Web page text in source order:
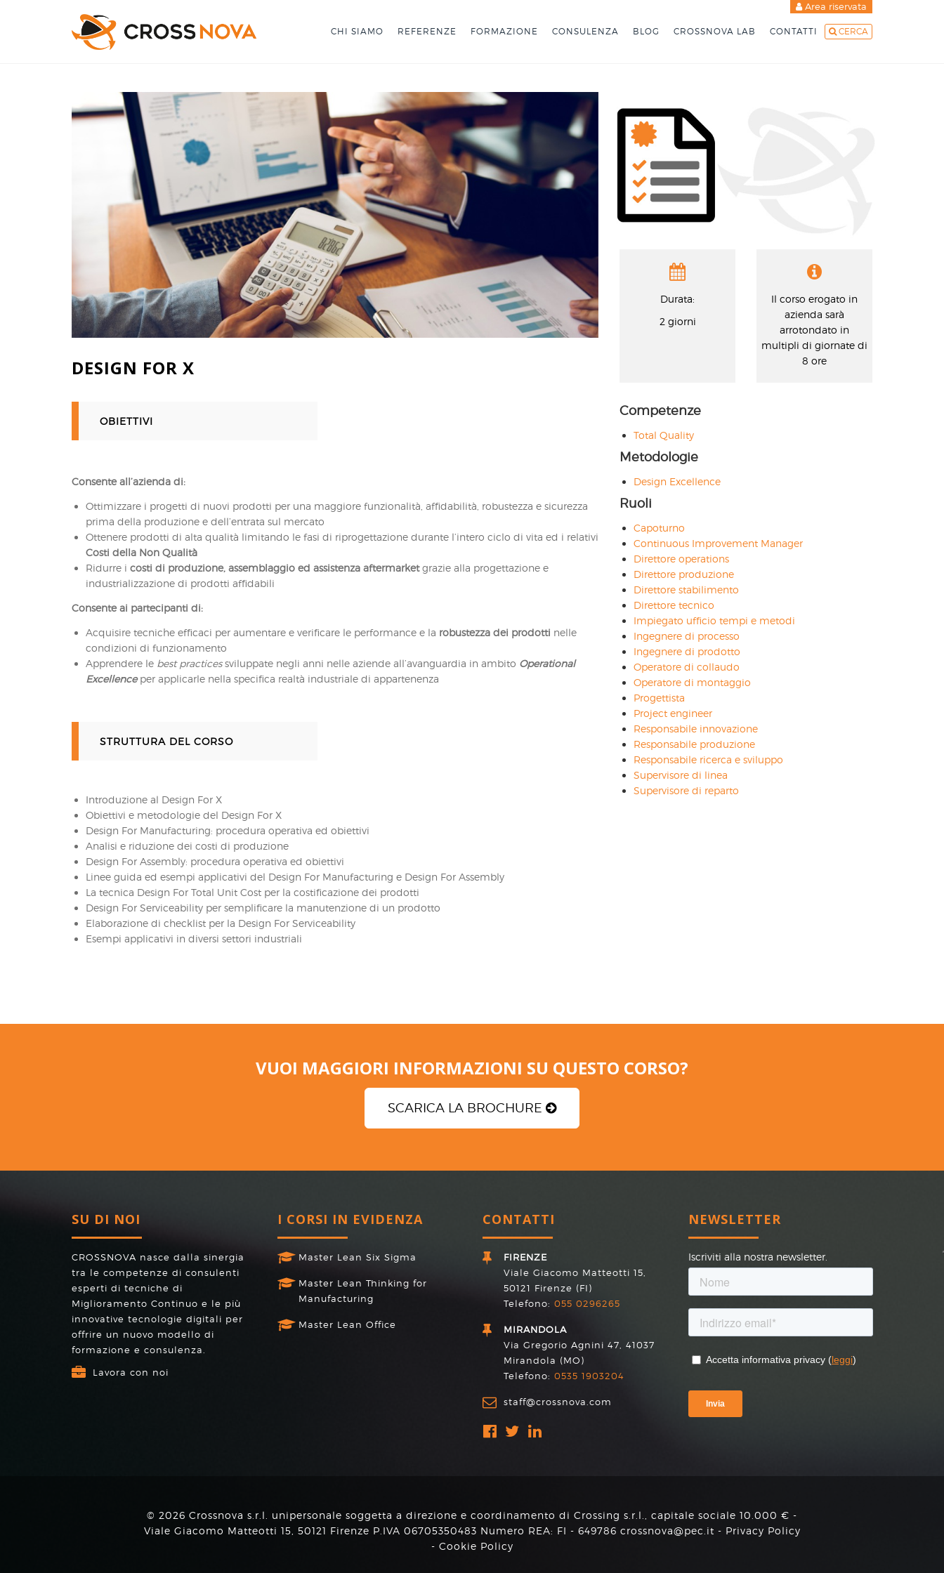
Area riservata
CHI SIAMO REFERENZE FORMAZIONE CONSULENZA BLOG CROSSNOVA LAB CONTATTI CERCA
DESIGN FOR X
OBIETTIVI
Consente all’azienda di:
Ottimizzare i progetti di nuovi prodotti per una maggiore funzionalità, affidabilità, robustezza e sicurezza
prima della produzione e dell’entrata sul mercato
Ottenere prodotti di alta qualità limitando le fasi di riprogettazione durante l’intero ciclo di vita ed i relativi
Costi della Non Qualità
Ridurre i costi di produzione, assemblaggio ed assistenza aftermarketgrazie alla progettazione e
industrializzazione di prodotti affidabili
Consente ai partecipanti di:
Acquisire tecniche efficaci per aumentare e verificare le performance e la robustezza dei prodotti nelle
condizioni di funzionamento
Apprendere le best practicessviluppate negli anni nelle aziende all’avanguardia in ambito Operational
Excellenceper applicarle nella specifica realtà industriale di appartenenza
STRUTTURA DEL CORSO
Introduzione al Design For X
Obiettivi e metodologie del Design For X
Design For Manufacturing: procedura operativa ed obiettivi
Analisi e riduzione dei costi di produzione
Design For Assembly: procedura operativa ed obiettivi
Linee guida ed esempi applicativi del Design For Manufacturing e Design For Assembly
La tecnica Design For Total Unit Cost per la costificazione dei prodotti
Design For Serviceability per semplificare la manutenzione di un prodotto
Elaborazione di checklist per la Design For Serviceability
Esempi applicativi in diversi settori industriali
Durata:
2 giorni
Il corso erogato in
azienda sarà
arrotondato in
multipli di giornate di
8 ore
Competenze
Total Quality
Metodologie
Design Excellence
Ruoli
Capoturno
Continuous Improvement Manager
Direttore operations
Direttore produzione
Direttore stabilimento
Direttore tecnico
Impiegato ufficio tempi e metodi
Ingegnere di processo
Ingegnere di prodotto
Operatore di collaudo
Operatore di montaggio
Progettista
Project engineer
Responsabile innovazione
Responsabile produzione
Responsabile ricerca e sviluppo
Supervisore di linea
Supervisore di reparto
VUOI MAGGIORI INFORMAZIONI SU QUESTO CORSO?
SCARICA LA BROCHURE
SU DI NOI
CROSSNOVA nasce dalla sinergia
tra le competenze di consulenti
esperti di tecniche di
Miglioramento Continuo e le più
innovative tecnologie digitali per
offrire un nuovo modello di
formazione e consulenza.
Lavora con noi
I CORSI IN EVIDENZA
Master Lean Six Sigma
Master Lean Thinking for
Manufacturing
Master Lean Office
CONTATTI
FIRENZE
Viale Giacomo Matteotti 15,
50121 Firenze (FI)
Telefono: 055 0296265
MIRANDOLA
Via Gregorio Agnini 47, 41037
Mirandola (MO)
Telefono: 0535 1903204
staff@crossnova.com
NEWSLETTER
Iscriviti alla nostra newsletter.
© 2026 Crossnova s.r.l. unipersonale soggetta a direzione e coordinamento di Crossing s.r.l., capitale sociale 10.000 € -
Viale Giacomo Matteotti 15, 50121 Firenze P.IVA 06705350483 Numero REA: FI - 649786 crossnova@pec.it - Privacy Policy
- Cookie Policy